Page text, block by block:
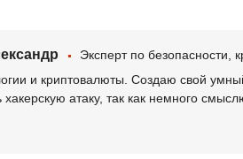
Эксперт по
и криптовалюты. Создаю свой
хакерскую атаку, так как немного